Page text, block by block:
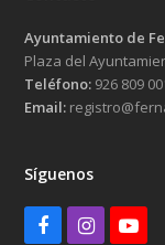
Ayuntamiento de
Plaza del
Teléfono: 926 809
Email:
Síguenos
Facebook